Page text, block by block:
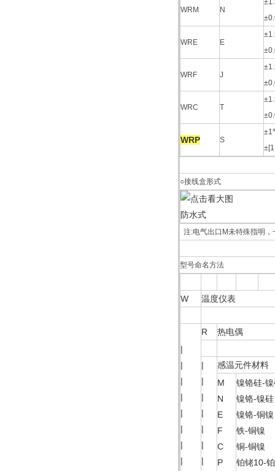
WRM N
WRE E
WRF J
WRC T
WRP S
○接线盒形式
防水式
注:电气出口M未特殊指明
型号命名方法
W 温度仪表
|
|
|
|
|
|
|
|
R 热电偶
|
|
|
|
|
|
|
感温元件材
M
N
E
F
C
P
镍铬硅
镍铬-
镍铬-
铁-铜
铜-铜
铂铑